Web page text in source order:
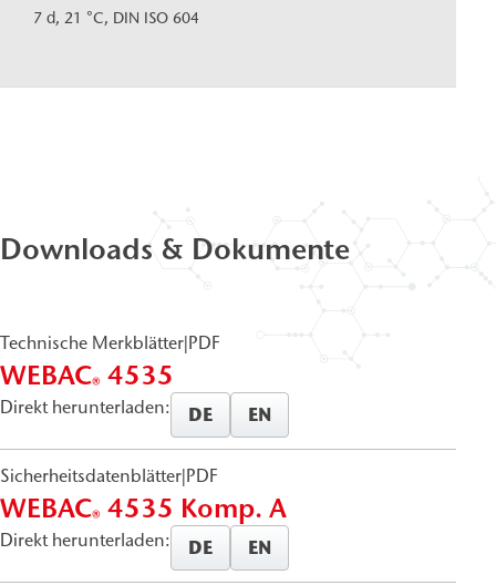
7 d, 21 °C, DIN ISO 604
Downloads & Dokumente
Technische Merkblätter PDF
WEBAC® 4535
Direkt herunterladen: DE EN
Sicherheitsdatenblätter PDF
WEBAC® 4535 Komp. A
Direkt herunterladen: DE EN